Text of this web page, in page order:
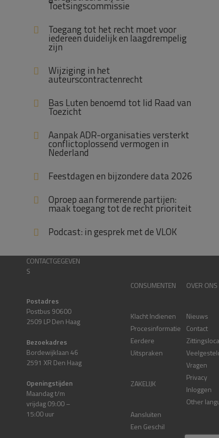
Toetsingscommissie
Toegang tot het recht moet voor
iedereen duidelijk en laagdrempelig
zijn
Wijziging in het
auteurscontractenrecht
Bas Luten benoemd tot lid Raad van
Toezicht
Aanpak ADR-organisaties versterkt
conflictoplossend vermogen in
Nederland
Feestdagen en bijzondere data 2026
Oproep aan formerende partijen:
maak toegang tot de recht prioriteit
Podcast: in gesprek met de VLOK
CONTACTGEGEVEN
S
Postadres
Postbus 90600
2509 LP Den Haag
Bezoekadres
Bordewijklaan 46
2591 XR Den Haag
Openingstijden
Maandag t/m
vrijdag 09:00 –
15:00 uur
CONSUMENTEN
Klacht Indienen
Procesinformatie
Eerdere
Uitspraken
ZAKELIJK
Aansluiten
Een Geschil
OVER ONS
Nieuws
Contact
Vragen
Privacy
Inloggen
Other